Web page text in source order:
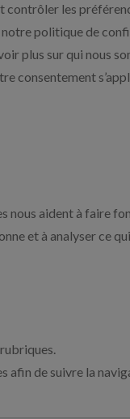
les
politique de
plus sur qui nous
consentement
nous aident à faire
et à analyser ce
afin de suivre la